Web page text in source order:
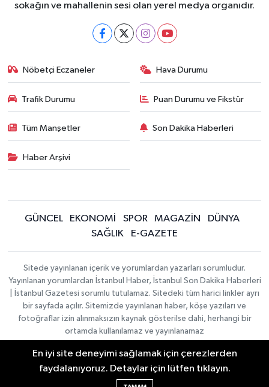
sokağın ve mahallenin sesi olan yerel medya organıdır.
Nöbetçi Eczaneler Hava Durumu
Trafik Durumu Puan Durumu ve Fikstür
Tüm Manşetler Son Dakika Haberleri
Haber Arşivi
GÜNCEL EKONOMİ SPOR MAGAZİN
DÜNYA
SAĞLIK
E-GAZETE
Sitede yayınlanan içerik ve yorumlardan yazarları sorumludur.
Yayınlanan yorumlardan İstanbul Haber, İstanbul Son Dakika Haberleri
| İstanbul Gazetesi sorumlu tutulamaz. Sitedeki tüm harici linkler ayrı
bir sayfada açılır. Sitemizde yayınlanan haber, köşe yazıları ve
fotoğraflar izin alınmaksızın kaynak gösterilse dahi, herhangi bir
ortamda kullanılamaz ve yayınlanamaz
İletişim
Künye
Haber Yazılımı:TE Bilişim|
Copyright © 2026
En iyi site deneyimi sağlamak için çerezlerden
faydalanıyoruz. Detaylar için lütfen tıklayın.